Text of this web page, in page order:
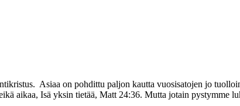
Asiaa on pohdittu paljon kautta vuosisatojen jo
aikaa, Isä yksin tietää, Matt 24:36. Mutta jotain pystymme